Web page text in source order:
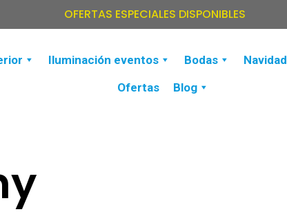
OFERTAS ESPECIALES DISPONIBLES
Iluminación eventos Bodas Navidad
Ofertas
Blog